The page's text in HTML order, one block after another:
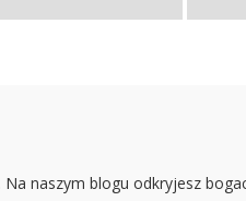
naszym blogu odkryjesz